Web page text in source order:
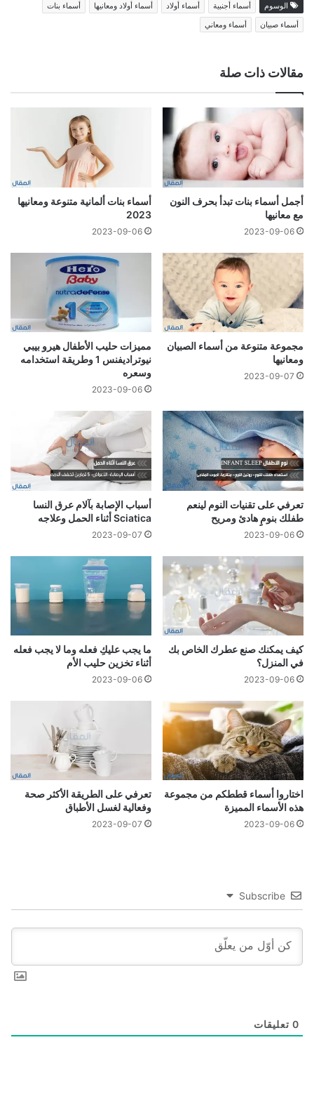
الوسوم أسماء أجنبية أسماء أولاد أسماء أولاد ومعانيها
أسماء بنات
أسماء صبيان
أسماء ومعاني
مقالات ذات صلة
أجمل أسماء بنات تبدأ بحرف النون
مع معانيها
2023-09-06
أسماء بنات ألمانية متنوعة ومعانيها
2023
2023-09-06
مجموعة متنوعة من أسماء الصبيان
ومعانيها
2023-09-07
مميزات حليب الأطفال هيرو بيبي
نيوتراديفنس 1 وطريقة استخدامه
وسعره
2023-09-06
تعرفي على تقنيات النوم لينعم
طفلك بنومِِ هادئ ومريح
2023-09-06
أسباب الإصابة بآلام عرق النسا
Sciatica أثناء الحمل وعلاجه
2023-09-07
كيف يمكنك صنع عطرك الخاص بك
في المنزل؟
2023-09-06
ما يجب عليكِ فعله وما لا يجب فعله
أثناء تخزين حليب الأم
2023-09-06
اختاروا أسماء قططكم من مجموعة
هذه الأسماء المميزة
2023-09-06
تعرفي على الطريقة الأكثر صحة
وفعالية لغسل الأطباق
2023-09-07
Subscribe
0 تعليقات